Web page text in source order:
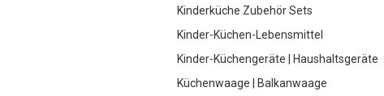
Kinderküche Zubehör Sets
Kinder-Küchen-Lebensmittel
Kinder-Küchengeräte | Haushaltsgeräte
Küchenwaage | Balkanwaage